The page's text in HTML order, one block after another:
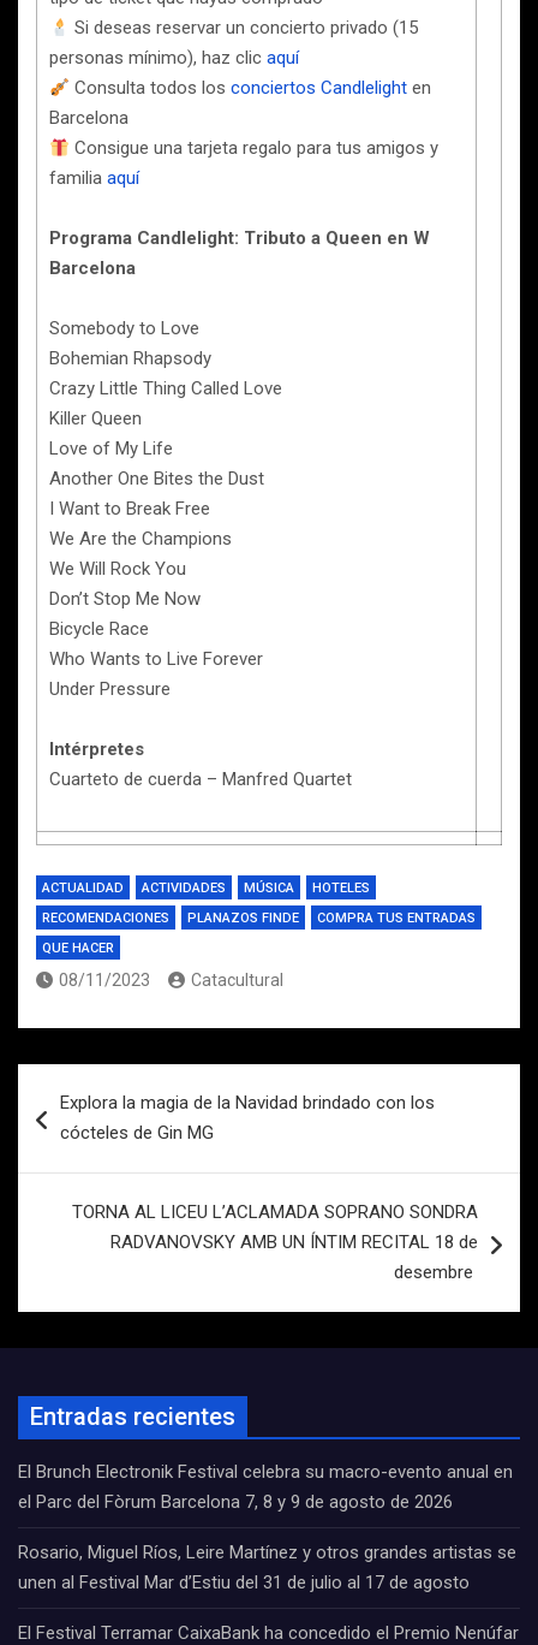
Si deseas reservar un concierto privado (15
personas mínimo), haz clic aquí
Consulta todos losconciertos Candlelight en
Barcelona
Consigue una tarjeta regalo para tus amigos y
familia aquí
Programa Candlelight: Tributo a Queen en W
Barcelona
Somebody to Love
Bohemian Rhapsody
Crazy Little Thing Called Love
Killer Queen
Love of My Life
Another One Bites the Dust
I Want to Break Free
We Are the Champions
We Will Rock You
Don’t Stop Me Now
Bicycle Race
Who Wants to Live Forever
Under Pressure
Intérpretes
Cuarteto de cuerda – Manfred Quartet
ACTUALIDAD ACTIVIDADES MÚSICA
HOTELES
RECOMENDACIONES
PLANAZOS FINDE
COMPRA TUS ENTRADAS
QUE HACER
08/11/2023 Catacultural
de
Explora la magia de la Navidad brindado con los
cócteles de Gin MG
TORNA AL LICEU L’ACLAMADA SOPRANO SONDRA
RADVANOVSKY AMB UN ÍNTIM RECITAL 18 de
desembre
Entradas recientes
El Brunch Electronik Festival celebra su macro-evento anual en
el Parc del Fòrum Barcelona 7, 8 y 9 de agosto de 2026
Rosario, Miguel Ríos, Leire Martínez y otros grandes artistas se
unen al Festival Mar d’Estiu del 31 de julio al 17 de agosto
El Festival Terramar CaixaBank ha concedido el Premio Nenúfar